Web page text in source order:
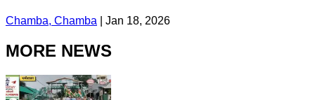
Chamba, Chamba Jan 18, 2026
MORE NEWS